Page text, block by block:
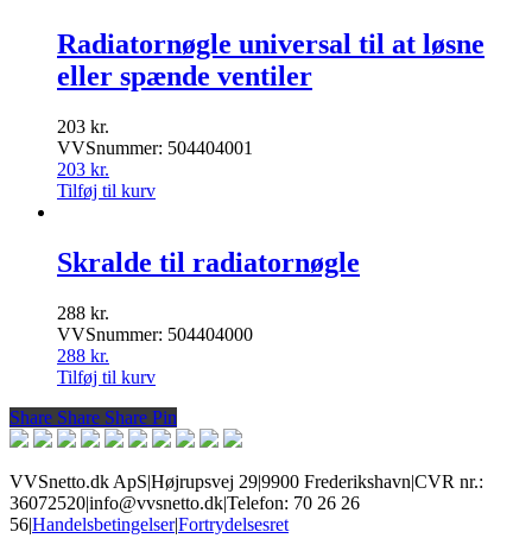
Radiatornøgle universal til at løsne
eller spænde ventiler
203 kr.
VVSnummer: 504404001
203 kr.
Tilføj til kurv
Skralde til radiatornøgle
288 kr.
VVSnummer: 504404000
288 kr.
Tilføj til kurv
Share
Share Share Share Pin
VVSnetto.dk ApS|Højrupsvej 29|9900 Frederikshavn|CVR nr.:
36072520|info@vvsnetto.dk|Telefon: 70 26 26
56|Handelsbetingelser|Fortrydelsesret